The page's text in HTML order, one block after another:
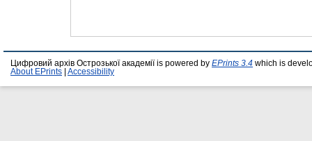
Цифровий архів Острозької академії is powered by EPrints 3.4 which is
About EPrints
Accessibility